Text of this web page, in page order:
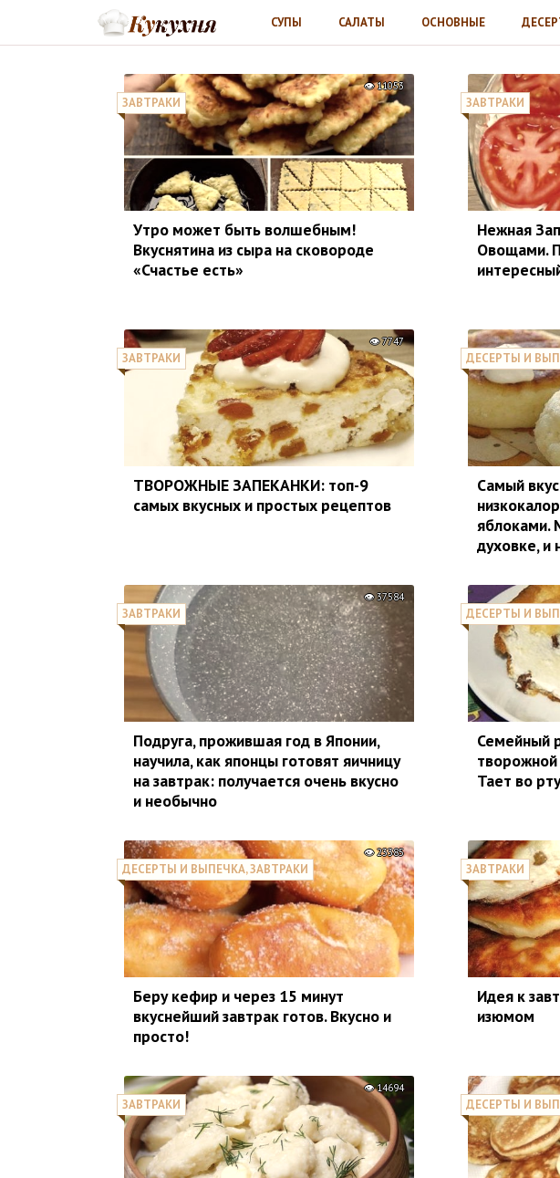
СУПЫ САЛАТЫ ОСНОВНЫЕ
ЗАВТРАКИ
11053
Утро может быть волшебным!
Вкуснятина из сыра на сковороде
«Счастье есть»
ЗАВТРАКИ
Нежная
Овощами.
ЗАВТРАКИ
7747
ТВОРОЖНЫЕ ЗАПЕКАНКИ: топ-9
самых вкусных и простых рецептов
ДЕСЕРТЫ И
Самый
яблоками.
духовке, и
ЗАВТРАКИ
37584
Подруга, прожившая год в Японии,
научила, как японцы готовят яичницу
на завтрак: получается очень вкусно
и необычно
ДЕСЕРТЫ И
Семейный
творожной
Тает во
ДЕСЕРТЫ И ВЫПЕЧКА, ЗАВТРАКИ
23385
Беру кефир и через 15 минут
вкуснейший завтрак готов. Вкусно и
просто!
ЗАВТРАКИ
Идея к
изюмом
ЗАВТРАКИ
14694
ДЕСЕРТЫ И